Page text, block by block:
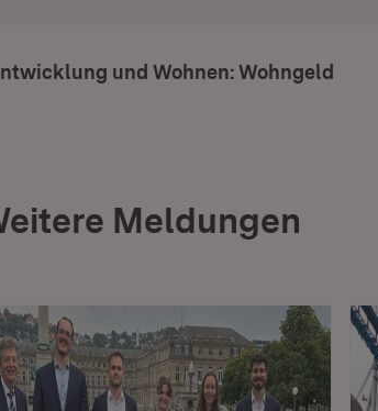
und Wohnen: Wohngeld
Meldungen